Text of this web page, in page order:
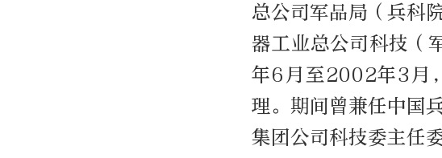
总公司军品局（兵科
器工业总公司科技（
年6月至2002年3月
理。期间曾兼任中国
集团公司科技委主任